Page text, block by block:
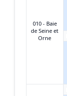
010 - Baie
de Seine et
Orne